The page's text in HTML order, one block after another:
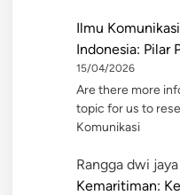
Ilmu Komunikasi
Indonesia: Pilar
15/04/2026
Are there more
topic for us to
Komunikasi
Rangga dwi jaya
Kemaritiman: